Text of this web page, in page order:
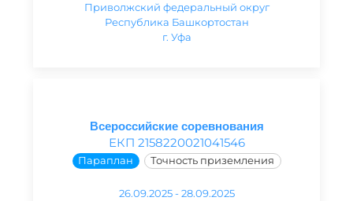
Приволжский федеральный округ
Республика Башкортостан
г. Уфа
Всероссийские соревнования
ЕКП 2158220021041546
Параплан Точность приземления
26.09.2025 - 28.09.2025